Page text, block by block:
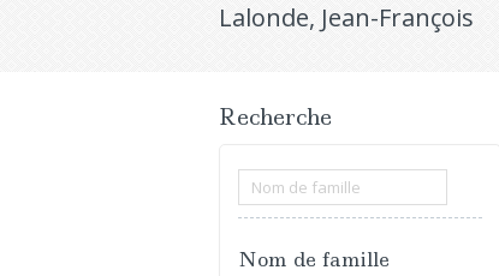
Lalonde, Jean-François
Recherche
Nom de famille